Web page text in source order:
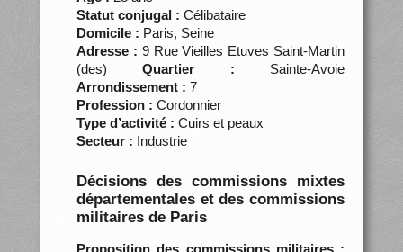
Statut conjugal : Célibataire
Domicile : Paris, Seine
Adresse : 9 Rue Vieilles Etuves Saint-Martin
(des)Quartier : Sainte-Avoie
Arrondissement : 7
Profession : Cordonnier
Type d’activité : Cuirs et peaux
Secteur : Industrie
Décisions des commissions mixtes
départementales et des commissions
militaires de Paris
Proposition des commissions militaires :